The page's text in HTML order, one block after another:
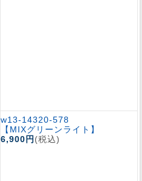
w13-14320-578
【MIXグリーンライト】
6,900円 (税込)